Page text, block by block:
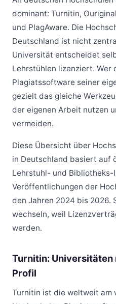
dominant: Turnitin,
und PlagAware. Die
Deutschland ist nicht
Universität entscheidet
Lehrstühlen lizenziert. Wer
Plagiatssoftware seiner
gezielt das gleiche
der eigenen Arbeit nutzen
vermeiden.
Diese Übersicht über
in Deutschland basiert auf
Lehrstuhl- und
Veröffentlichungen der
den Jahren 2024 bis 2026.
wechseln, weil
werden.
Turnitin:
Profil
Turnitin ist die weltweit